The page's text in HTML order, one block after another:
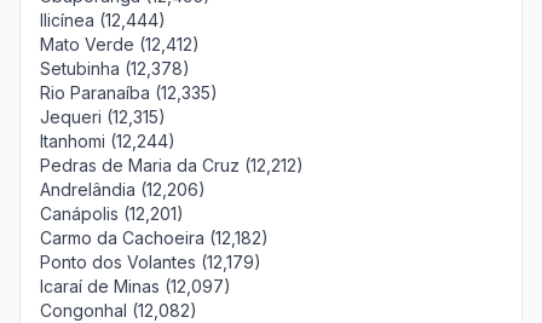
Ilicínea (12,444)
Mato Verde (12,412)
Setubinha (12,378)
Rio Paranaíba (12,335)
Jequeri (12,315)
Itanhomi (12,244)
Pedras de Maria da Cruz (12,212)
Andrelândia (12,206)
Canápolis (12,201)
Carmo da Cachoeira (12,182)
Ponto dos Volantes (12,179)
Icaraí de Minas (12,097)
Congonhal (12,082)